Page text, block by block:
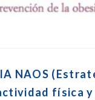
NAOS
física y